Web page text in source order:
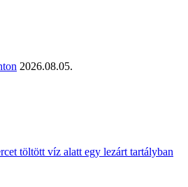
2026.08.05.
töltött víz alatt egy lezárt tartályban